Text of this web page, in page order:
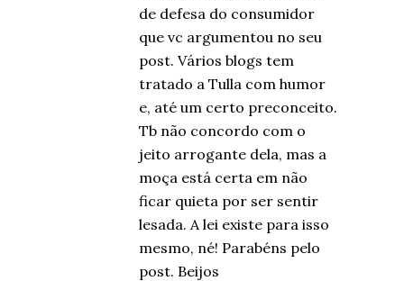
de defesa do consumidor
que vc argumentou no seu
post. Vários blogs tem
tratado a Tulla com humor
e, até um certo preconceito.
Tb não concordo com o
jeito arrogante dela, mas a
moça está certa em não
ficar quieta por ser sentir
lesada. A lei existe para isso
mesmo, né! Parabéns pelo
post. Beijos